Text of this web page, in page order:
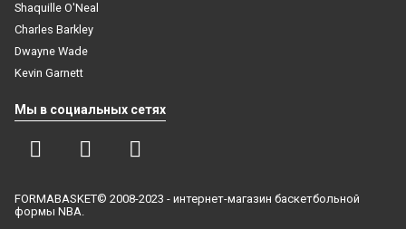
Shaquille O'Neal
Charles Barkley
Dwayne Wade
Kevin Garnett
Мы в социальных сетях
FORMABASKET© 2008-2023 - интернет-магазин баскетбольной
формы NBA.